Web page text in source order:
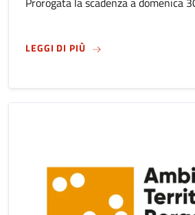
LEGGI DI PIÙSUNUOVO